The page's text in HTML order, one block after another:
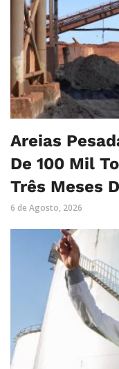
Areias
De 100 Mil
Três Meses
6 de Agosto, 2026